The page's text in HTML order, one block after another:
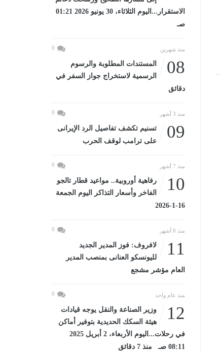
الاستقرار...اليوم الثلاثاء، 30 يونيو 2026 01:21
صـ
منذ شهرين 0
08
المستندات المطلوبة والرسوم
الرسمية لاستخراج جواز السفر في
دقائق
منذ 3 أشهر 0
09
تسنيم تكشف تفاصيل الرد الإيرانى
على ترامب لوقف الحرب
منذ 7 أشهر 0
10
رفاهية أوروبية.. مواعيد قطار تالجو
الفاخر وأسعار التذاكر اليوم الجمعة
16-1-2026
منذ 8 أشهر 0
11
لافروف: فوز المدير الجديد
لليونسكو العنانى بمنصب المدير
العام مؤشر مشجع
منذ عام واحد 0
12
وزير الصناعة والنقل يوجه قيادات
هيئة السكك الحديدية بتوفير أماكن
في رحلات...اليوم الأربعاء، 2 أبريل 2025
08:11 صـ منذ 7 دقائق